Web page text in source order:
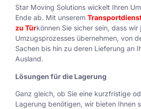
Star Moving Solutions wickelt Ihren
Ende ab. Mit unserem
zu Türkönnen Sie sicher sein, dass
Umzugsprozesses übernehmen, von
Sachen bis hin zu deren Lieferung an
Ausland.
Lösungen für die Lagerung
Ganz gleich, ob Sie eine kurzfristige
Lagerung benötigen, wir bieten Ihnen